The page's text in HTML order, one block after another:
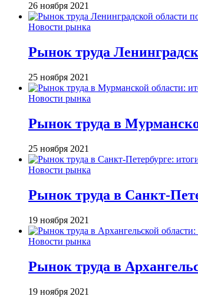
26 ноября 2021
Новости рынка
Рынок труда
25 ноября 2021
Новости рынка
Рынок труда в
25 ноября 2021
Новости рынка
Рынок труда в Санкт-
19 ноября 2021
Новости рынка
Рынок труда в
19 ноября 2021